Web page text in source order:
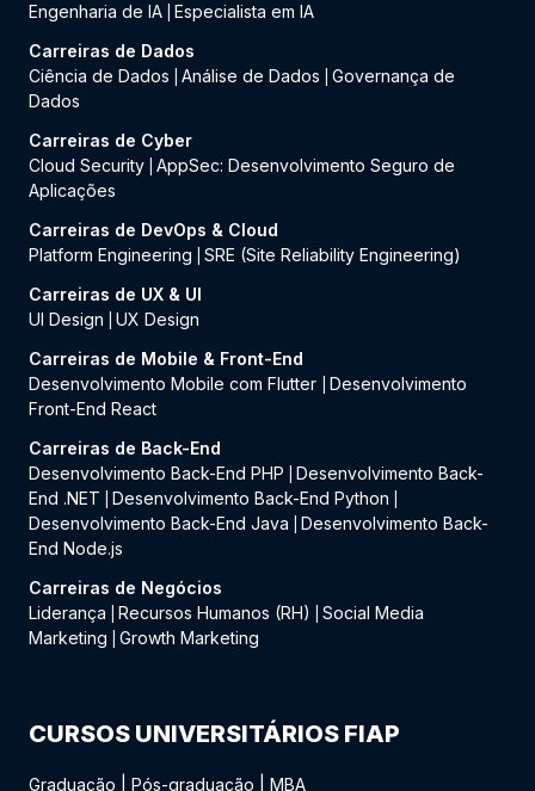
Engenharia de IA
Especialista em IA
Carreiras de Dados
Ciência de Dados
Análise de Dados
Governança de
Dados
Carreiras de Cyber
Cloud Security AppSec: Desenvolvimento Seguro de
Aplicações
Carreiras de DevOps & Cloud
Platform Engineering
SRE (Site Reliability Engineering)
Carreiras de UX & UI
UI Design
UX Design
Carreiras de Mobile & Front-End
Desenvolvimento Mobile com Flutter
Desenvolvimento
Front-End React
Carreiras de Back-End
Desenvolvimento Back-End PHP
Desenvolvimento Back-
End .NET
Desenvolvimento Back-End Python
Desenvolvimento Back-End Java
Desenvolvimento Back-
End Node.js
Carreiras de Negócios
Liderança
Recursos Humanos (RH)
Social Media
Marketing
Growth Marketing
CURSOS UNIVERSITÁRIOS FIAP
Graduação Pós-graduação MBA